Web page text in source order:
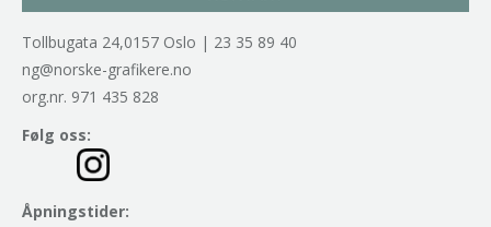
Tollbugata 24,0157 Oslo | 23 35 89 40
ng@norske-grafikere.no
org.nr. 971 435 828
Følg oss:
Åpningstider: